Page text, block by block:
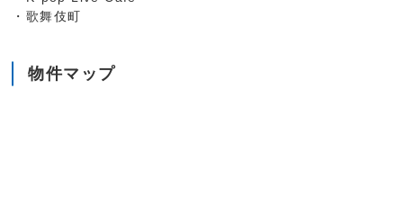
・歌舞伎町
物件マップ